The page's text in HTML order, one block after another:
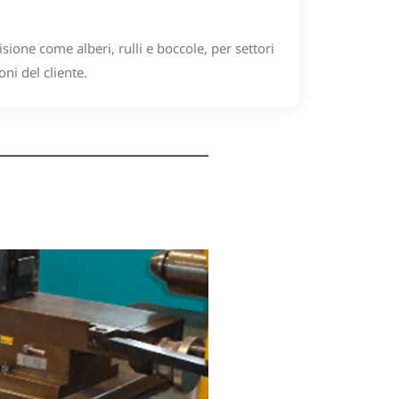
come alberi, rulli e boccole, per settori
del cliente.